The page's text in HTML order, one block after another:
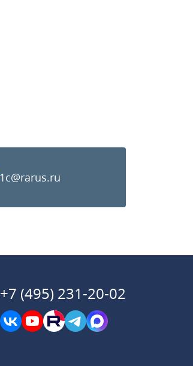
1c@rarus.ru
+7 (495) 231-20-02